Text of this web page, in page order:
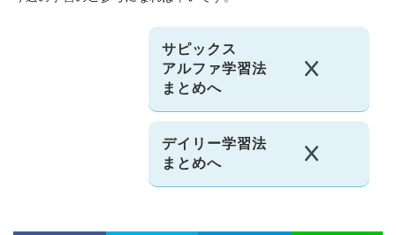
サピックス
アルファ学習法
まとめへ
デイリー学習法
まとめへ